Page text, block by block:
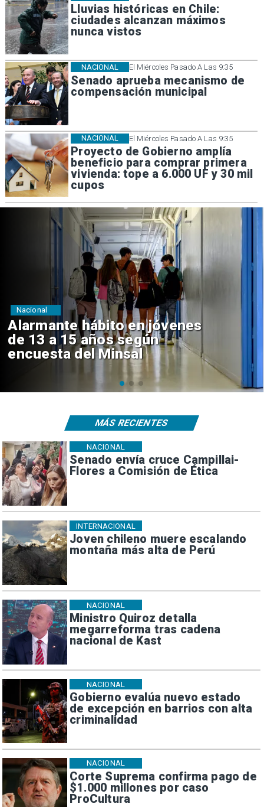
Lluvias históricas en Chile:
ciudades alcanzan máximos
nunca vistos
El Miércoles Pasado A Las 9:35
Senado aprueba mecanismo de
compensación municipal
NACIONAL
El Miércoles Pasado A Las 9:35
Proyecto de Gobierno amplía
beneficio para comprar primera
vivienda: tope a 6.000 UF y 30 mil
cupos
NACIONAL
Aprueban creación del Parque
Sebastián Piñera con inversión
de $4 mil millones
Regiones
Senado envía cruce Campillai-
Flores a Comisión de Ética
NACIONAL
Joven chileno muere escalando
montaña más alta de Perú
INTERNACIONAL
Ministro Quiroz detalla
megarreforma tras cadena
nacional de Kast
NACIONAL
Gobierno evalúa nuevo estado
de excepción en barrios con alta
criminalidad
NACIONAL
Corte Suprema confirma pago de
$1.000 millones por caso
ProCultura
NACIONAL
MÁS RECIENTES